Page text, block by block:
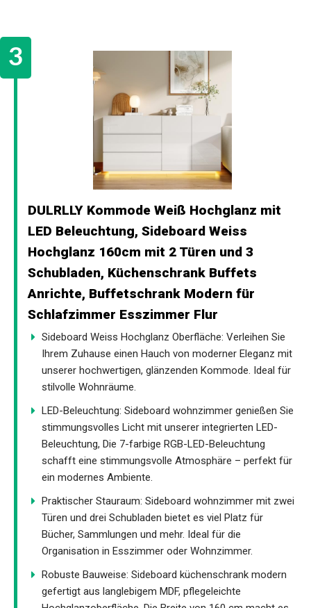
DULRLLY Kommode Weiß Hochglanz mit
LED Beleuchtung, Sideboard Weiss
Hochglanz 160cm mit 2 Türen und 3
Schubladen, Küchenschrank Buffets
Anrichte, Buffetschrank Modern für
Schlafzimmer Esszimmer Flur
Sideboard Weiss Hochglanz Oberfläche: Verleihen Sie
Ihrem Zuhause einen Hauch von moderner Eleganz mit
unserer hochwertigen, glänzenden Kommode. Ideal für
stilvolle Wohnräume.
LED-Beleuchtung: Sideboard wohnzimmer genießen Sie
stimmungsvolles Licht mit unserer integrierten LED-
Beleuchtung, Die 7-farbige RGB-LED-Beleuchtung
schafft eine stimmungsvolle Atmosphäre – perfekt für
ein modernes Ambiente.
Praktischer Stauraum: Sideboard wohnzimmer mit zwei
Türen und drei Schubladen bietet es viel Platz für
Bücher, Sammlungen und mehr. Ideal für die
Organisation in Esszimmer oder Wohnzimmer.
Robuste Bauweise: Sideboard küchenschrank modern
gefertigt aus langlebigem MDF, pflegeleichte